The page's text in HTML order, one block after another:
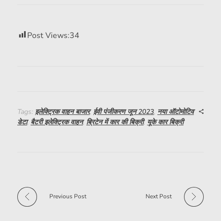
Post Views:34
Tags: इलेक्ट्रिक वाहन बाजार, ईवी पंजीकरण जून 2023, नया ऑटोमोटिव
डेटा, बैटरी इलेक्ट्रिक वाहन, ब्रिटेन में कार की बिक्री, यूके कार बिक्री
Previous Post Next Post